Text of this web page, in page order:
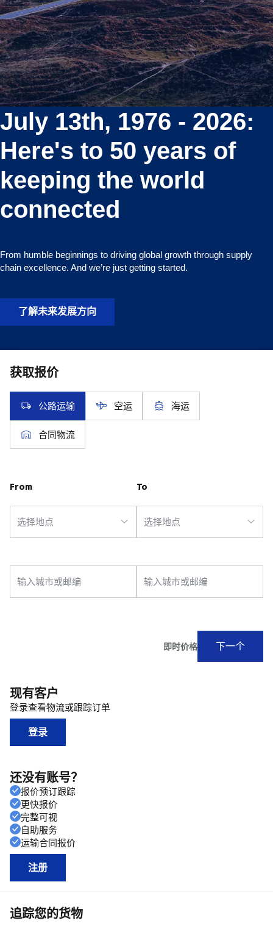
July 13th, 1976 - 2026:
Here's to 50 years of
keeping the world
connected
From humble beginnings to driving global growth through supply
chain excellence. And we’re just getting started.
了解未来发展方向
现有客户
登录查看物流或跟踪订单
登录
还没有账号？
报价预订跟踪
更快报价
完整可视
自助服务
运输合同报价
注册
追踪您的货物